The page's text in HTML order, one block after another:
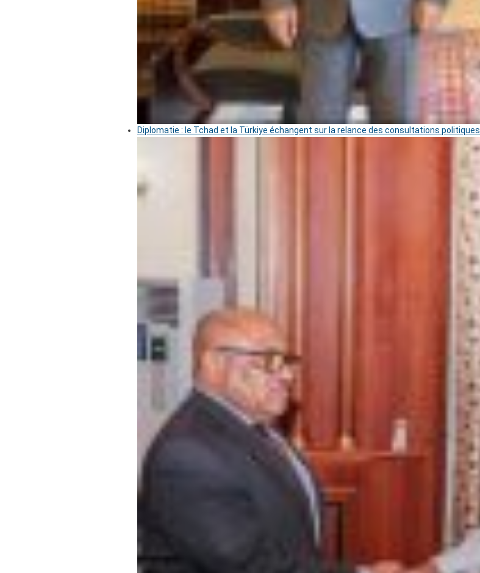
Diplomatie : le Tchad et la Türkiye échangent sur la relance des consultations politiques